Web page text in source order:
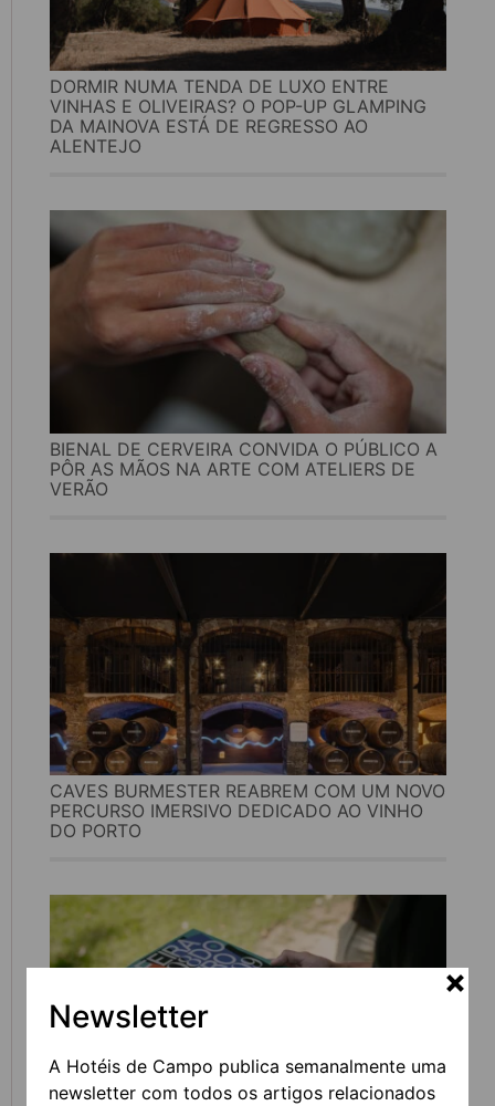
Newsletter
A Hotéis de Campo publica semanalmente uma
newsletter com todos os artigos relacionados
DORMIR NUMA TENDA DE LUXO ENTRE
VINHAS E OLIVEIRAS? O POP-UP GLAMPING
DA MAINOVA ESTÁ DE REGRESSO AO
ALENTEJO
BIENAL DE CERVEIRA CONVIDA O PÚBLICO A
PÔR AS MÃOS NA ARTE COM ATELIERS DE
VERÃO
CAVES BURMESTER REABREM COM UM NOVO
PERCURSO IMERSIVO DEDICADO AO VINHO
DO PORTO